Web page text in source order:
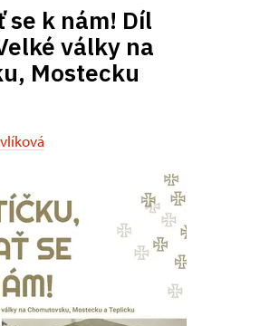
k nám! Díl
války na
Mostecku